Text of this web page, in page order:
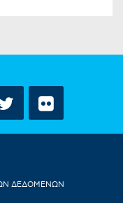
ΔΕΔΟΜΕΝΩΝ